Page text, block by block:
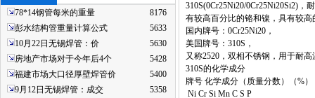
78*14钢管每米的重量
8176
彭水结构管重量计算公式
5633
10月22日无锡焊管：价
5630
房地产市场对于今年后4个
5428
福建市场大口径厚壁焊管价
5400
9月12日无锡焊管：成交
5358
310S(0Cr25Ni20/0Cr25Ni20Si2)
有较高百分比的铬和镍，具有较
国内牌号：0Cr25Ni20，
美国牌号：310S，
又称2520，双相不锈钢，用于耐
310S的化学成分
牌号 化学成分（质量分数）（%）
Ni Cr Si Mn C S P